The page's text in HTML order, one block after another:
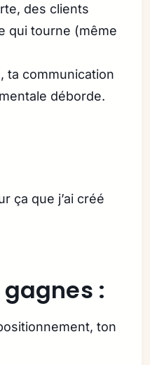
des clients
qui tourne (même
ta communication
déborde.
ça que j’ai créé
gagnes :
ton